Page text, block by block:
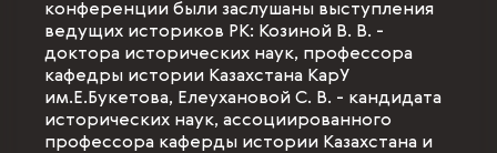
конференции были заслушаны выступления
ведущих историков РК: Козиной В. В. -
доктора исторических наук, профессора
кафедры истории Казахстана КарУ
им.Е.Букетова, Елеухановой С. В. - кандидата
исторических наук, ассоциированного
профессора каферды истории Казахстана и